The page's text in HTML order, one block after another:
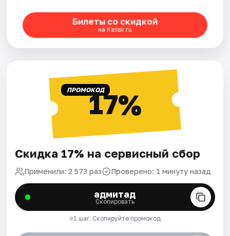
Билеты со скидкой
на Kassir.ru
ПРОМОКОД17%
Скидка 17% на сервисный сбор
Применили: 2 573 раз Проверено: 1 минуту назад
адмитад
Скопировать
1 шаг. Скопируйте промокод